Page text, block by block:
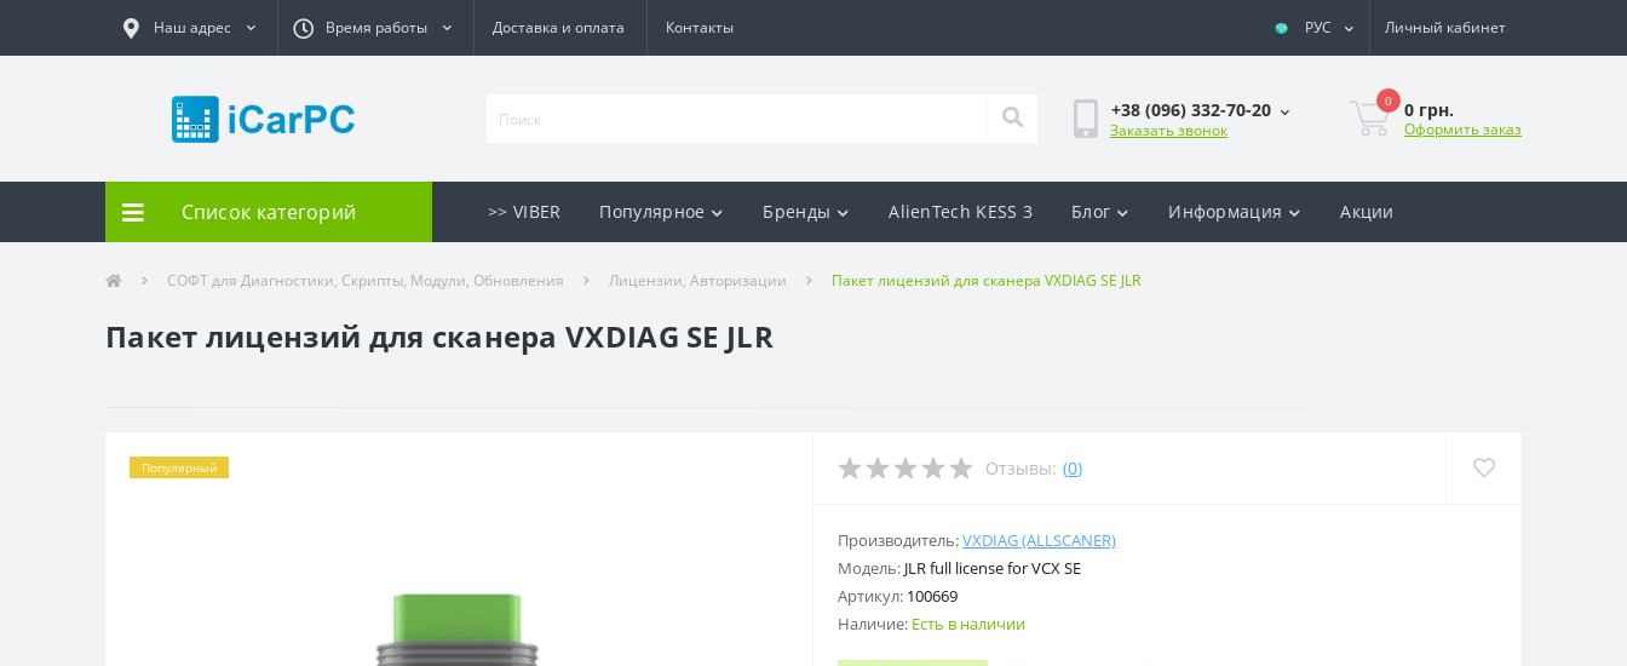
Наш адрес Время работы Доставка и оплата Контакты РУС Личный кабинет
+38 (096) 332-70-20
Заказать звонок
0 0 грн.
Оформить заказ
Список категорий >> VIBER Популярное Бренды AlienTech KESS 3 Блог Информация Акции
СОФТ для Диагностики, Скрипты, Модули, Обновления Лицензии, Авторизации Пакет лицензий для сканера VXDIAG SE JLR
Пакет лицензий для сканера VXDIAG SE JLR
Популярный Отзывы: (0)
Производитель:VXDIAG (ALLSCANER)
Модель: JLR full license for VCX SE
Артикул: 100669
Наличие: Есть в наличии